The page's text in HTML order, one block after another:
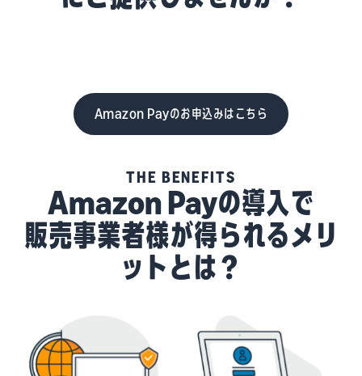
Amazon Payのお申込みはこちら
THE BENEFITS
Amazon Payの導入で
販売事業者様が得られるメリ
ットとは？